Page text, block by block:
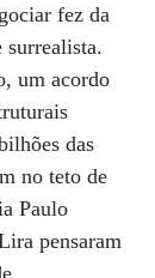
fez da
surrealista.
um acordo
das
no teto de
Paulo
pensaram